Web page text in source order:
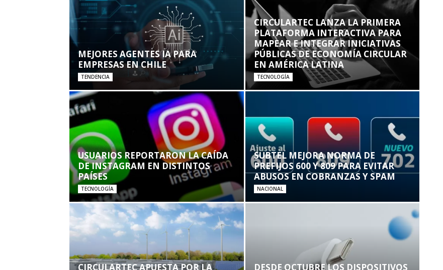
MEJORES AGENTES IA PARA
EMPRESAS EN CHILE
TENDENCIA
CIRCULARTEC LANZA LA PRIMERA
PLATAFORMA INTERACTIVA PARA
MAPEAR E INTEGRAR INICIATIVAS
PÚBLICAS DE ECONOMÍA CIRCULAR
EN AMÉRICA LATINA
TECNOLOGÍA
USUARIOS REPORTARON LA CAÍDA
DE INSTAGRAM EN DISTINTOS
PAÍSES
TECNOLOGÍA
SUBTEL MEJORA NORMA DE
PREFIJOS 600 Y 809 PARA EVITAR
ABUSOS EN COBRANZAS Y SPAM
NACIONAL
CIRCULARTEC APUESTA POR LA DESDE OCTUBRE LOS DISPOSITIVOS